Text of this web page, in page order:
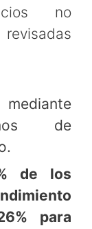
no
de
de los
para